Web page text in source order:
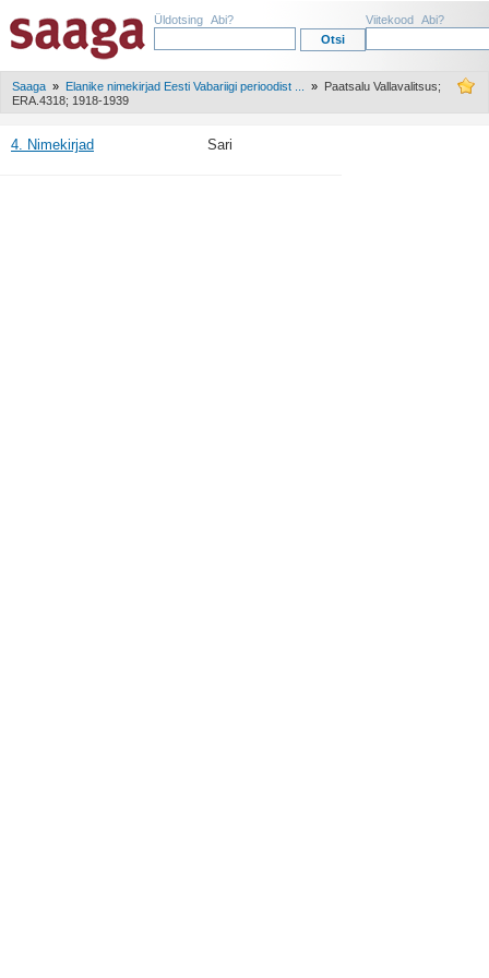
Üldotsing Abi? Viitekood Abi?
Saaga » Elanike nimekirjad Eesti Vabariigi perioodist ... » Paatsalu Vallavalitsus;
ERA.4318; 1918-1939
4. Nimekirjad Sari